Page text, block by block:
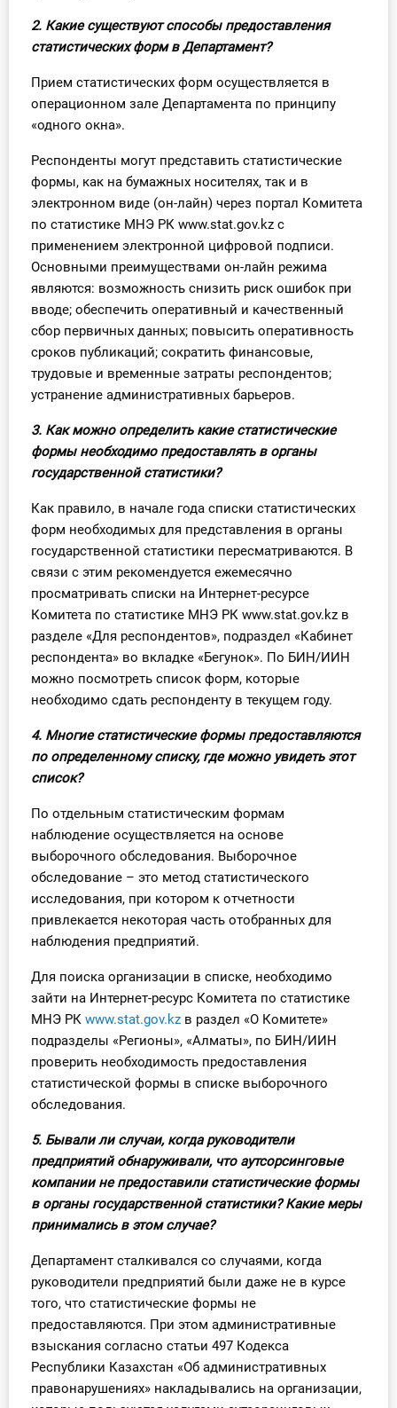
2. Какие существуют способы предоставления
статистических форм в Департамент?
Прием статистических форм осуществляется в
операционном зале Департамента по принципу
«одного окна».
Респонденты могут представить статистические
формы, как на бумажных носителях, так и в
электронном виде (он-лайн) через портал Комитета
по статистике МНЭ РК www.stat.gov.kz с
применением электронной цифровой подписи.
Основными преимуществами он-лайн режима
являются: возможность снизить риск ошибок при
вводе; обеспечить оперативный и качественный
сбор первичных данных; повысить оперативность
сроков публикаций; сократить финансовые,
трудовые и временные затраты респондентов;
устранение административных барьеров.
3. Как можно определить какие статистические
формы необходимо предоставлять в органы
государственной статистики?
Как правило, в начале года списки статистических
форм необходимых для представления в органы
государственной статистики пересматриваются. В
связи с этим рекомендуется ежемесячно
просматривать списки на Интернет-ресурсе
Комитета по статистике МНЭ РК www.stat.gov.kz в
разделе «Для респондентов», подраздел «Кабинет
респондента» во вкладке «Бегунок». По БИН/ИИН
можно посмотреть список форм, которые
необходимо сдать респонденту в текущем году.
4. Многие статистические формы предоставляются
по определенному списку, где можно увидеть этот
список?
По отдельным статистическим формам
наблюдение осуществляется на основе
выборочного обследования. Выборочное
обследование – это метод статистического
исследования, при котором к отчетности
привлекается некоторая часть отобранных для
наблюдения предприятий.
Для поиска организации в списке, необходимо
зайти на Интернет-ресурс Комитета по статистике
МНЭ РК www.stat.gov.kz в раздел «О Комитете»
подразделы «Регионы», «Алматы», по БИН/ИИН
проверить необходимость предоставления
статистической формы в списке выборочного
обследования.
5. Бывали ли случаи, когда руководители
предприятий обнаруживали, что аутсорсинговые
компании не предоставили статистические формы
в органы государственной статистики? Какие меры
принимались в этом случае?
Департамент сталкивался со случаями, когда
руководители предприятий были даже не в курсе
того, что статистические формы не
предоставляются. При этом административные
взыскания согласно статьи 497 Кодекса
Республики Казахстан «Об административных
правонарушениях» накладывались на организации,